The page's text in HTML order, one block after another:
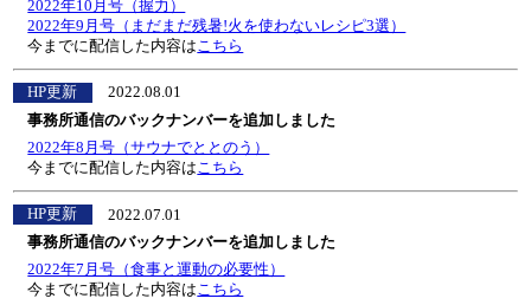
2022年10月号（握力）
2022年9月号（まだまだ残暑!火を使わないレシピ3選）
今までに配信した内容はこちら
HP更新
2022.08.01
事務所通信のバックナンバーを追加しました
2022年8月号（サウナでととのう）
今までに配信した内容はこちら
HP更新
2022.07.01
事務所通信のバックナンバーを追加しました
2022年7月号（食事と運動の必要性）
今までに配信した内容はこちら